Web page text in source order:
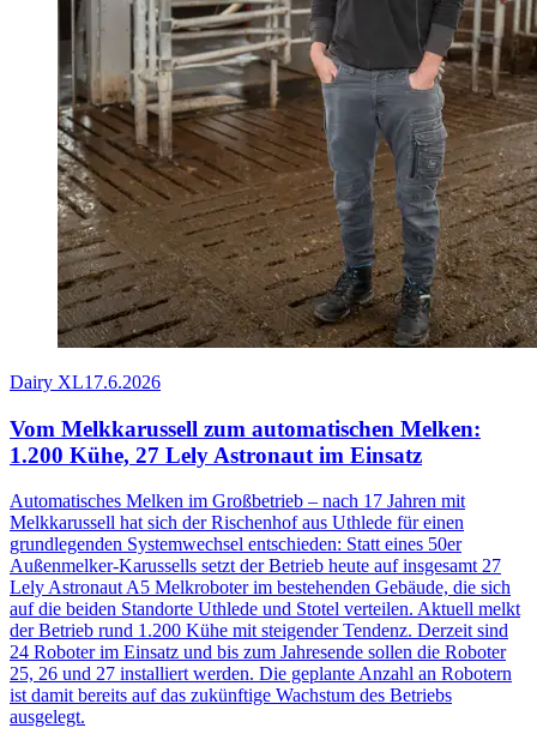
Dairy XL17.6.2026
Vom Melkkarussell zum automatischen Melken:
1.200 Kühe, 27 Lely Astronaut im Einsatz
Automatisches Melken im Großbetrieb – nach 17 Jahren mit
Melkkarussell hat sich der Rischenhof aus Uthlede für einen
grundlegenden Systemwechsel entschieden: Statt eines 50er
Außenmelker-Karussells setzt der Betrieb heute auf insgesamt 27
Lely Astronaut A5 Melkroboter im bestehenden Gebäude, die sich
auf die beiden Standorte Uthlede und Stotel verteilen. Aktuell melkt
der Betrieb rund 1.200 Kühe mit steigender Tendenz. Derzeit sind
24 Roboter im Einsatz und bis zum Jahresende sollen die Roboter
25, 26 und 27 installiert werden. Die geplante Anzahl an Robotern
ist damit bereits auf das zukünftige Wachstum des Betriebs
ausgelegt.